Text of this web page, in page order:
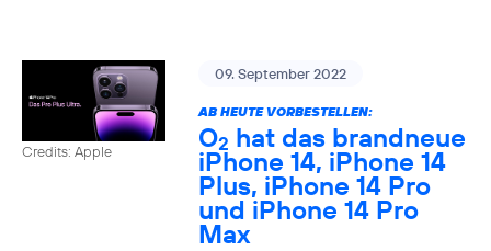
Credits: Apple
09. September 2022
AB HEUTE VORBESTELLEN:
O2 hat das brandneue
iPhone 14, iPhone 14
Plus, iPhone 14 Pro
und iPhone 14 Pro
Max